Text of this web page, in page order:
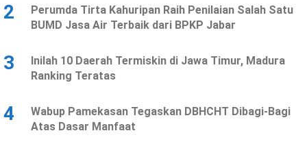
2
Perumda Tirta Kahuripan Raih Penilaian Salah Satu
BUMD Jasa Air Terbaik dari BPKP Jabar
3
Inilah 10 Daerah Termiskin di Jawa Timur, Madura
Ranking Teratas
4
Wabup Pamekasan Tegaskan DBHCHT Dibagi-Bagi
Atas Dasar Manfaat